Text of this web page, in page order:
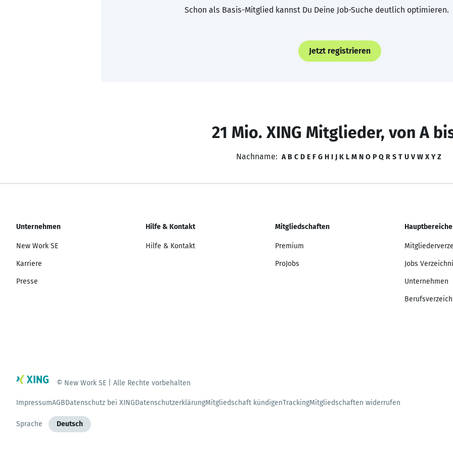
Schon als Basis-Mitglied kannst Du Deine Job-Suche deutlich optimieren.
Jetzt registrieren
21 Mio. XING Mitglieder, von A
Nachname: A B C D E F G H I J K L M N O P Q R S T U V W X Y Z
Unternehmen
New Work SE
Karriere
Presse
Hilfe & Kontakt
Hilfe & Kontakt
Mitgliedschaften
Premium
ProJobs
Hauptbereiche
Jobs
Unternehmen
© New Work SE | Alle Rechte vorbehalten
ImpressumAGBDatenschutz bei XINGDatenschutzerklärungMitgliedschaft kündigenTrackingMitgliedschaften widerrufen
Sprache Deutsch